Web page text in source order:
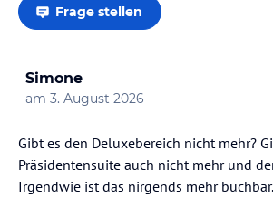
Frage stellen
Simone
am 3. August 2026
Gibt es den Deluxebereich nicht mehr?
Präsidentensuite auch nicht mehr und
Irgendwie ist das nirgends mehr buchbar.